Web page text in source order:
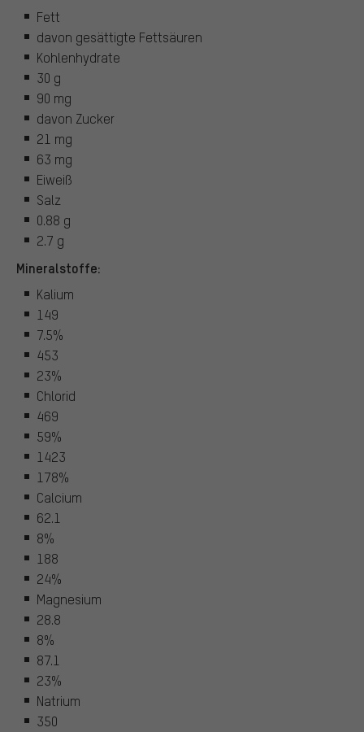
Fett
davon gesättigte Fettsäuren
Kohlenhydrate
30 g
90 mg
davon Zucker
21 mg
63 mg
Eiweiß
Salz
0.88 g
2.7 g
Mineralstoffe:
Kalium
149
7.5%
453
23%
Chlorid
469
59%
1423
178%
Calcium
62.1
8%
188
24%
Magnesium
28.8
8%
87.1
23%
Natrium
350